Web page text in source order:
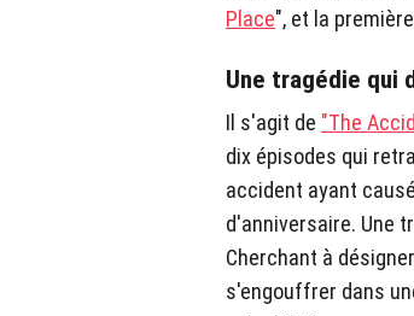
Place", et la
Une tragédie qui
Il s'agit de "The
dix épisodes qui
accident ayant
d'anniversaire. Une
Cherchant à
s'engouffrer dans